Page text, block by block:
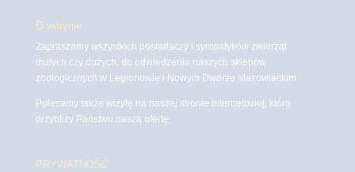
O witrynie
Zapraszamy wszystkich posiadaczy i sympatyków zwierząt
małych czy dużych, do odwiedzenia naszych sklepów
zoologicznych w Legionowie i Nowym Dworze Mazowieckim
Polecamy także wizytę na naszej stronie internetowej, która
przybliży Państwu naszą ofertę.
PRYWATNOŚĆ